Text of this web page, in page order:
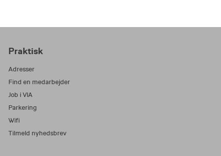
Praktisk
Adresser
Find en medarbejder
Job i VIA
Parkering
Wifi
Tilmeld nyhedsbrev